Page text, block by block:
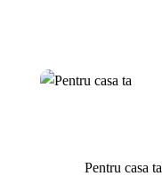
Pentru casa ta